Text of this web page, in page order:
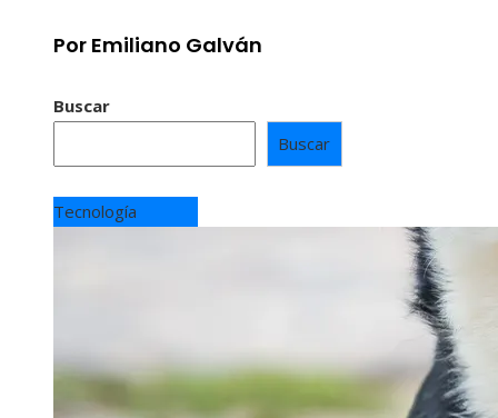
Por Emiliano Galván
Buscar
Buscar
Tecnología